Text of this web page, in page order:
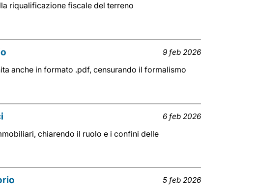
riqualificazione fiscale del terreno
9 feb 2026
anche in formato .pdf, censurando il formalismo
6 feb 2026
chiarendo il ruolo e i confini delle
5 feb 2026